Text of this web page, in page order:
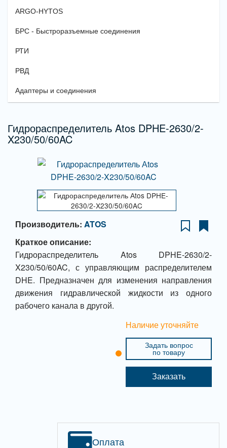
ARGO-HYTOS
БРС - Быстроразъемные соединения
РТИ
РВД
Адаптеры и соединения
Гидрораспределитель Atos DPHE-2630/2-
X230/50/60AC
Производитель: ATOS
Краткое описание:
Гидрораспределитель Atos DPHE-2630/2-
X230/50/60AC, с управляющим распределителем
DHE. Предназначен для изменения направления
движения гидравлической жидкости из одного
рабочего канала в другой.
Наличие уточняйте
Задать вопрос
по товару
Заказать
Оплата